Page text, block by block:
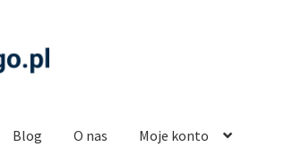
Blog O nas Moje konto